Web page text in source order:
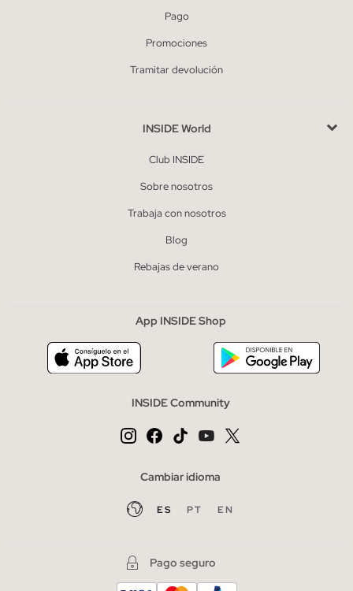
Pago
Promociones
Tramitar devolución
INSIDE World
Club INSIDE
Sobre nosotros
Trabaja con nosotros
Blog
Rebajas de verano
App INSIDE Shop
INSIDE Community
Cambiar idioma
ES PT EN
Pago seguro